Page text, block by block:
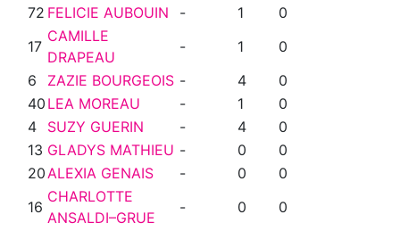
72 FELICIE AUBOUIN - 1
0
17
CAMILLE
DRAPEAU
- 1
0
6
ZAZIE BOURGEOIS - 4
0
40 LEA MOREAU - 1
0
4
SUZY GUERIN - 4
0
13 GLADYS MATHIEU - 0
0
20ALEXIA GENAIS - 0
0
16
CHARLOTTE
ANSALDI–GRUE
- 0 0